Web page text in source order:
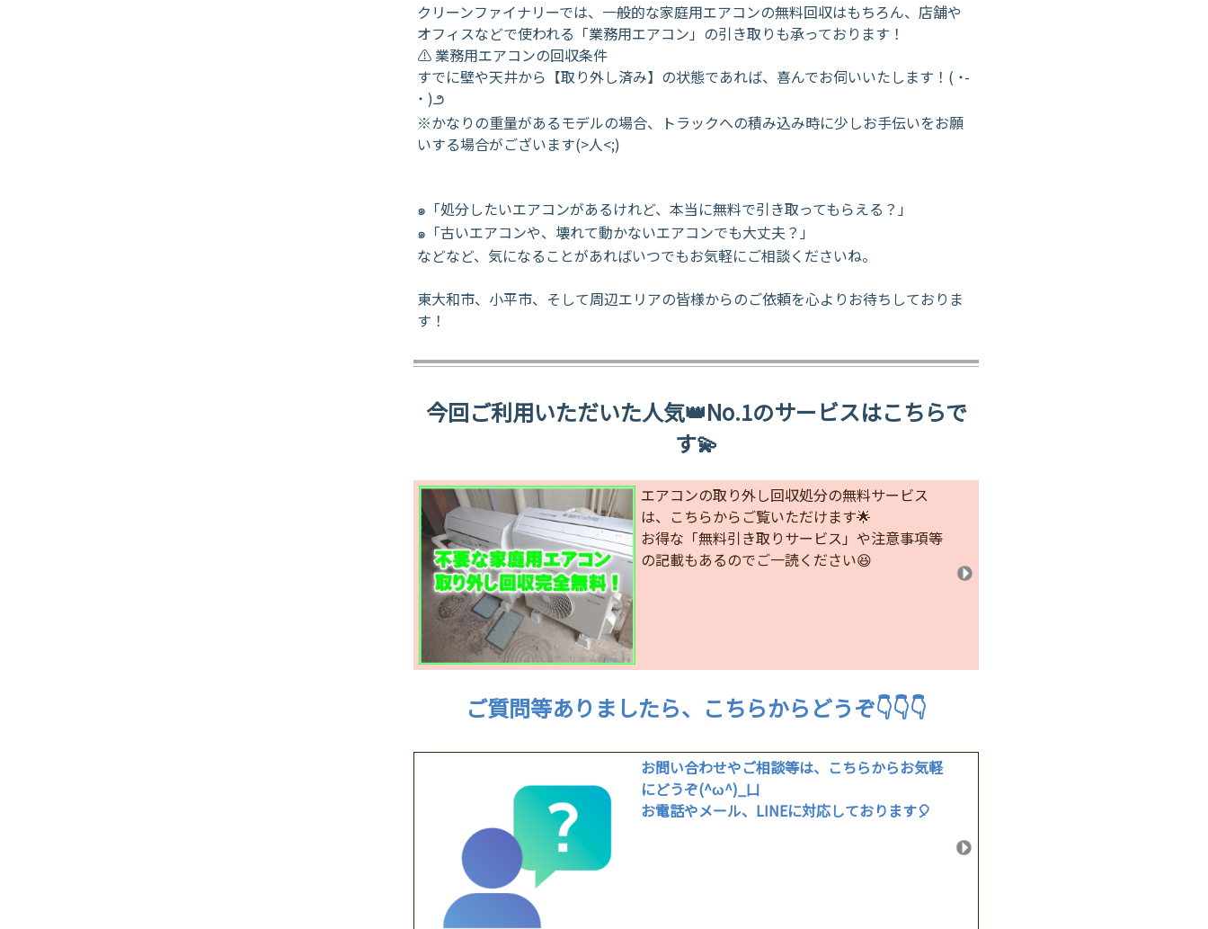
クリーンファイナリーでは、一般的な家庭用エアコンの無料回収はもちろん、店舗や
オフィスなどで使われる「業務用エアコン」の引き取りも承っております！
​⚠️ 業務用エアコンの回収条件
すでに壁や天井から【取り外し済み】の状態であれば、喜んでお伺いいたします！( ˙-
˙ )౨
※かなりの重量があるモデルの場合、トラックへの積み込み時に少しお手伝いをお願
いする場合がございます(>人<;)
​๑「処分したいエアコンがあるけれど、本当に無料で引き取ってもらえる？」
๑「古いエアコンや、壊れて動かないエアコンでも大丈夫？」
​などなど、気になることがあればいつでもお気軽にご相談くださいね。
東大和市、小平市、そして周辺エリアの皆様からのご依頼を心よりお待ちしておりま
す！
今回ご利用いただいた人気👑No.1のサービスはこちらで
す💫
エアコンの取り外し回収処分の無料サービス
は、こちらからご覧いただけます🌟
お得な「無料引き取りサービス」や注意事項等
の記載もあるのでご一読ください😆
ご質問等ありましたら、こちらからどうぞ👇👇👇
お問い合わせやご相談等は、こちらからお気軽
にどうぞ(^ω^)_凵
お電話やメール、LINEに対応しております🎈